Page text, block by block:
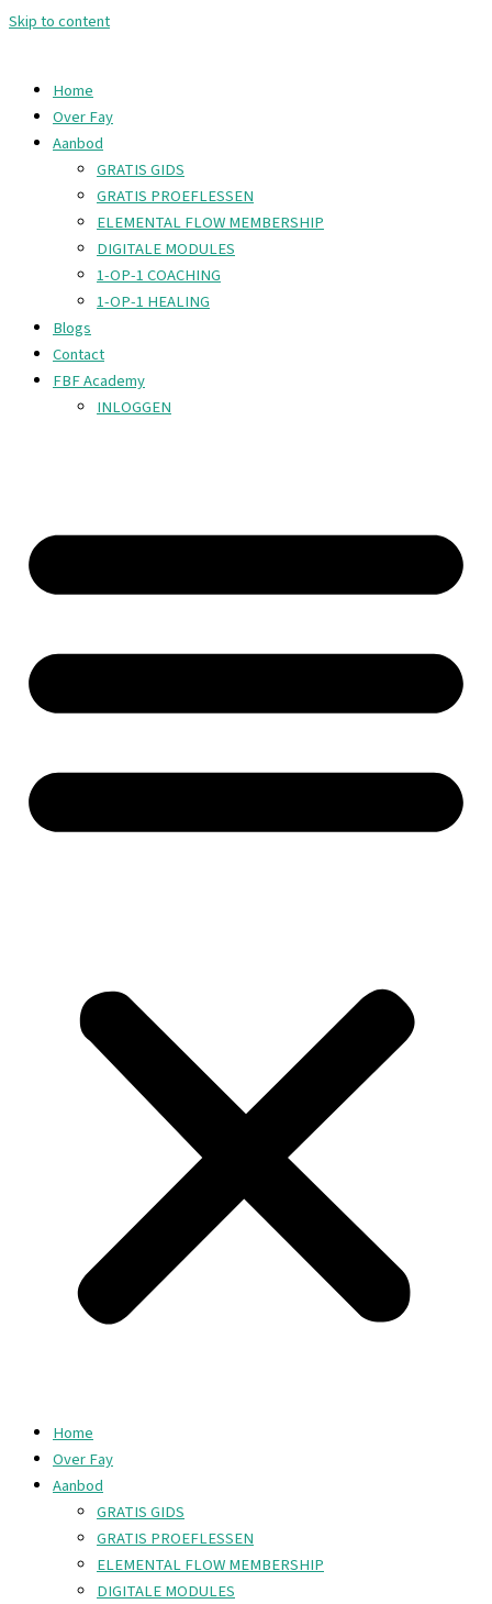
Skip to content
Home
Over Fay
Aanbod
GRATIS GIDS
GRATIS PROEFLESSEN
ELEMENTAL FLOW MEMBERSHIP
DIGITALE MODULES
1-OP-1 COACHING
1-OP-1 HEALING
Blogs
Contact
FBF Academy
INLOGGEN
Home
Over Fay
Aanbod
GRATIS GIDS
GRATIS PROEFLESSEN
ELEMENTAL FLOW MEMBERSHIP
DIGITALE MODULES